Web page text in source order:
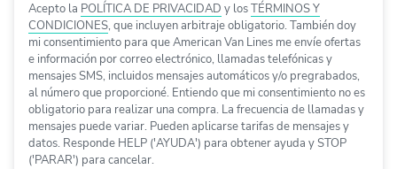
Acepto la POLÍTICA DE PRIVACIDAD y losTÉRMINOS Y
CONDICIONES, que incluyen arbitraje obligatorio. También doy
mi consentimiento para queAmerican Van Lines me envíe ofertas
e información por correo electrónico, llamadas telefónicas y
mensajes SMS, incluidos mensajes automáticos y/o pregrabados,
al número que proporcioné. Entiendo que mi consentimiento no es
obligatorio para realizar una compra. La frecuencia de llamadas y
mensajes puede variar. Pueden aplicarse tarifas de mensajes y
datos. Responde HELP ('AYUDA') para obtener ayuda y STOP
('PARAR') para cancelar.